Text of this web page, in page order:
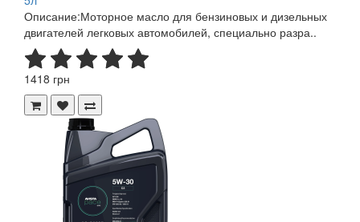
Описание:Моторное масло для бензиновых и дизельных
двигателей легковых автомобилей, специально разра..
1418 грн